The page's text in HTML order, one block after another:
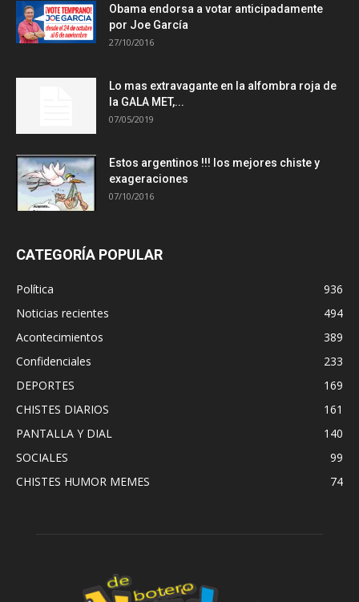
Obama endorsa a votar anticipadamente
por Joe García
27/10/2016
Lo mas extravagante en la alfombra roja de
la GALA MET,...
07/05/2019
Estos argentinos !!! los mejores chiste y
exageraciones
07/10/2016
CATEGORÍA POPULAR
Política
936
Noticias recientes
494
Acontecimientos
389
Confidenciales
233
DEPORTES
169
CHISTES DIARIOS
161
PANTALLA Y DIAL
140
SOCIALES
99
CHISTES HUMOR MEMES
74